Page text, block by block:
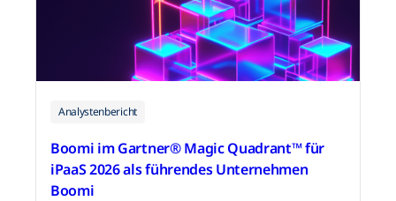
Analystenbericht
Boomi im Gartner® Magic Quadrant™ für
iPaaS 2026 als führendes Unternehmen
Boomi